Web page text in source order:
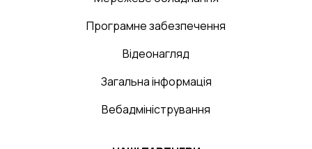
Програмне забезпечення
Відеонагляд
Загальна інформація
Вебадміністрування